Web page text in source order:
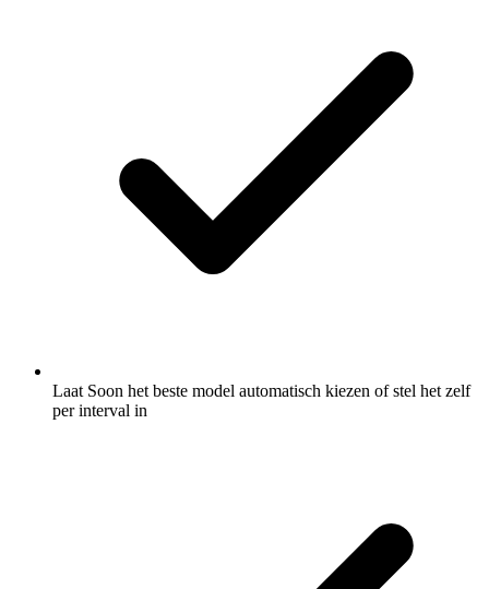
Laat Soon het beste model automatisch kiezen of stel het zelf
per interval in